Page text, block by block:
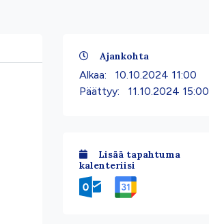
Ajankohta
Alkaa: 10.10.2024 11:00
Päättyy: 11.10.2024 15:00
Lisää tapahtuma
kalenteriisi